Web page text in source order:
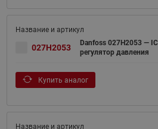
027H2053
Danfoss 027H2053 —
регулятор давления
Купить аналог